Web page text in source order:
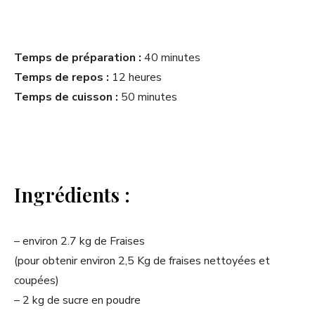
Temps de préparation : 40 minutes
Temps de repos : 12 heures
Temps de cuisson : 50 minutes
Ingrédients :
– environ 2.7 kg de Fraises
(pour obtenir environ 2,5 Kg de fraises nettoyées et
coupées)
– 2 kg de sucre en poudre